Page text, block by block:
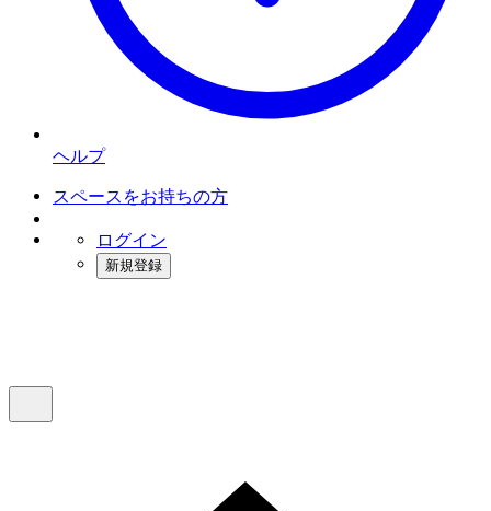
ヘルプ
スペースをお持ちの方
ログイン
新規登録